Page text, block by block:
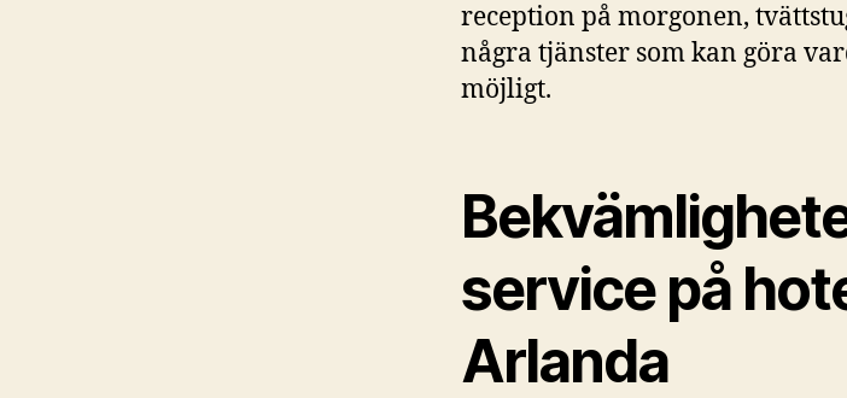
reception på morgonen,
några tjänster som kan göra
möjligt.
service på
Arlanda